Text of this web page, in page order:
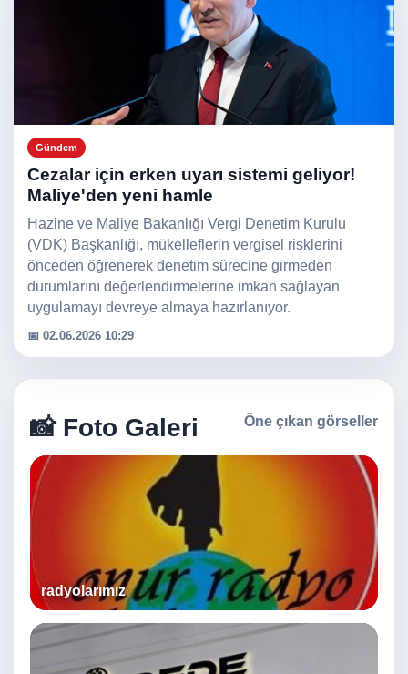
Gündem
Cezalar için erken uyarı sistemi geliyor!
Maliye'den yeni hamle
Hazine ve Maliye Bakanlığı Vergi Denetim Kurulu
(VDK) Başkanlığı, mükelleflerin vergisel risklerini
önceden öğrenerek denetim sürecine girmeden
durumlarını değerlendirmelerine imkan sağlayan
uygulamayı devreye almaya hazırlanıyor.
📅 02.06.2026 10:29
📸 Foto Galeri Öne çıkan görseller
radyolarımız